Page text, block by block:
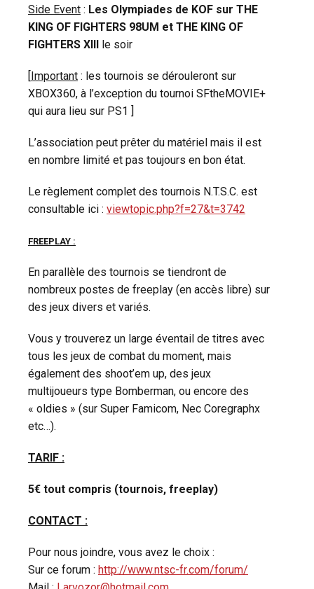
Side Event : Les Olympiades de KOF sur THE
KING OF FIGHTERS 98UM et THE KING OF
FIGHTERS XIII
le soir
Important : les tournois se dérouleront sur
XBOX360, à l’exception du tournoi SFtheMOVIE+
qui aura lieu sur PS1 ]
L’association peut prêter du matériel mais il est
en nombre limité et pas toujours en bon état.
Le règlement complet des tournois N.T.S.C. est
consultable ici : viewtopic.php?f=27&t=3742
FREEPLAY :
En parallèle des tournois se tiendront de
nombreux postes de freeplay (en accès libre) sur
des jeux divers et variés.
Vous y trouverez un large éventail de titres avec
tous les jeux de combat du moment, mais
également des shoot’em up, des jeux
multijoueurs type Bomberman, ou encore des
« oldies » (sur Super Famicom, Nec Coregraphx
etc…).
TARIF :
5€ tout compris (tournois, freeplay)
CONTACT :
Pour nous joindre, vous avez le choix :
Sur ce forum : http://www.ntsc-fr.com/forum/